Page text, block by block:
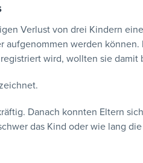
Verlust von drei Kindern
werden können.
wird, wollten sie damit
Danach konnten Eltern
das Kind oder wie lang